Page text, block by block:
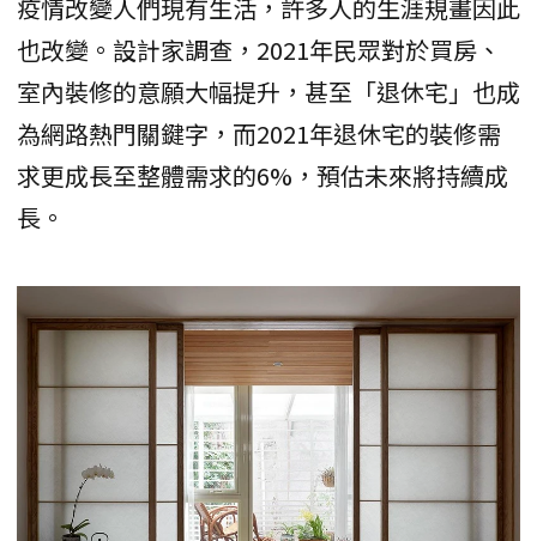
疫情改變人們現有生活，許多人的生涯規畫因此
也改變。設計家調查，2021年民眾對於買房、
室內裝修的意願大幅提升，甚至「退休宅」也成
為網路熱門關鍵字，而2021年退休宅的裝修需
求更成長至整體需求的6%，預估未來將持續成
長。